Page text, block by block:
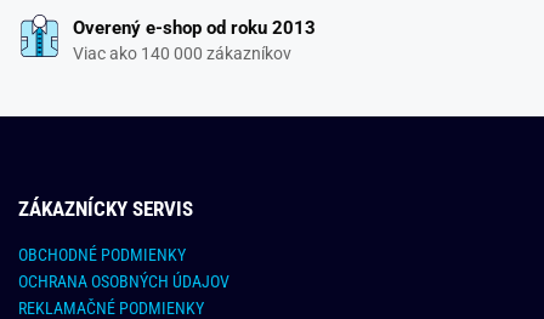
Overený e-shop od roku 2013
Viac ako 140 000 zákazníkov
ZÁKAZNÍCKY SERVIS
OBCHODNÉ PODMIENKY
OCHRANA OSOBNÝCH ÚDAJOV
REKLAMAČNÉ PODMIENKY